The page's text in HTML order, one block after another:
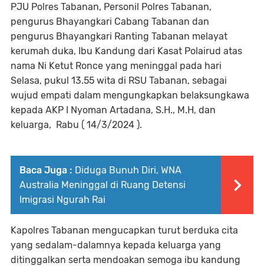
PJU Polres Tabanan, Personil Polres Tabanan,
pengurus Bhayangkari Cabang Tabanan dan
pengurus Bhayangkari Ranting Tabanan melayat
kerumah duka, Ibu Kandung dari Kasat Polairud atas
nama Ni Ketut Ronce yang meninggal pada hari
Selasa, pukul 13.55 wita di RSU Tabanan, sebagai
wujud empati dalam mengungkapkan belaksungkawa
kepada AKP I Nyoman Artadana, S.H., M.H, dan
keluarga, Rabu ( 14/3/2024 ).
Baca Juga : Diduga Bunuh Diri, WNA
Australia Meninggal di Ruang Detensi
Imigrasi Ngurah Rai
Kapolres Tabanan mengucapkan turut berduka cita
yang sedalam-dalamnya kepada keluarga yang
ditinggalkan serta mendoakan semoga ibu kandung